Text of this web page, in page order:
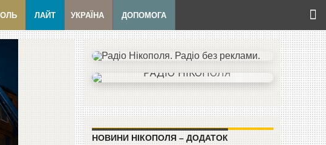
ЛАЙТ УКРАЇНА ДОПОМОГА
НОВИНИ НІКОПОЛЯ – ДОДАТОК